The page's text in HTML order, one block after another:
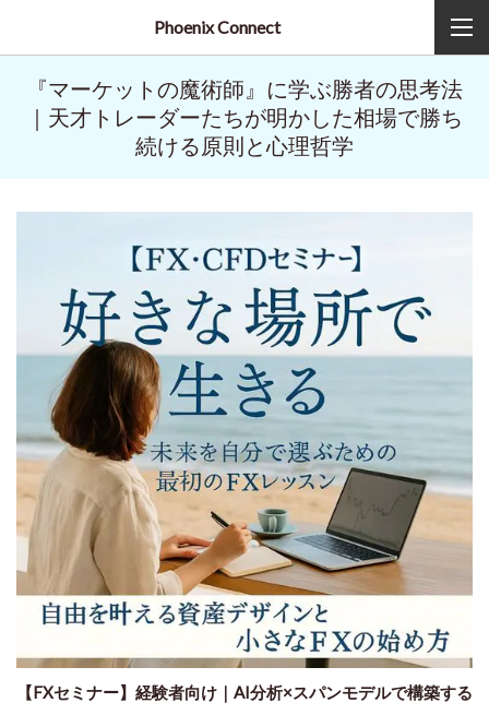
Phoenix Connect
『マーケットの魔術師』に学ぶ勝者の思考法
｜天才トレーダーたちが明かした相場で勝ち
続ける原則と心理哲学
【FXセミナー】経験者向け｜AI分析×スパンモデルで構築する